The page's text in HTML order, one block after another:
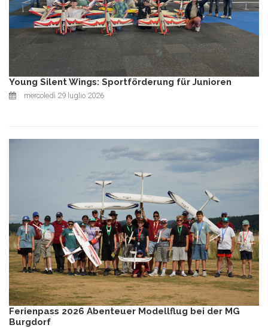
Young Silent Wings: Sportförderung für Junioren
mercoledì 29 luglio 2026
Ferienpass 2026 Abenteuer Modellflug bei der MG
Burgdorf